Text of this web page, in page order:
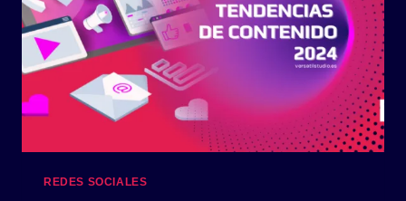
UNA
PYME?
REDES SOCIALES